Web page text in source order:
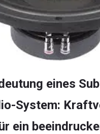
eines
System:
ein